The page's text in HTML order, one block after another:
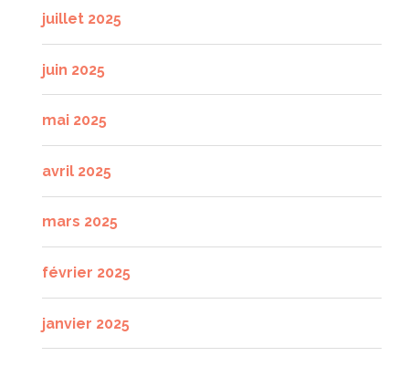
juillet 2025
juin 2025
mai 2025
avril 2025
mars 2025
février 2025
janvier 2025